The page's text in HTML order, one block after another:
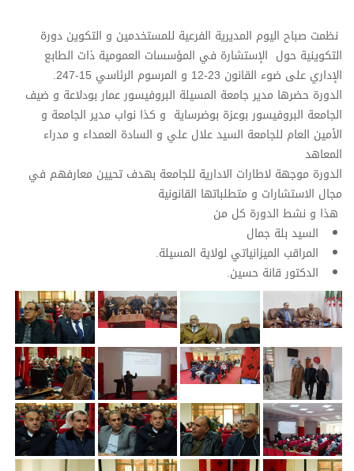
نظمت صباح اليوم المديرية الفرعية للمستخدمين و التكوين دورة
التكوينية حول الإستشارة في المؤسسات العمومية ذات الطابع
الإداري على ضوء القانون 23-12 و المرسوم الرئاسي 15-247.
الدورة حضرها مدير جامعة المسيلة البروفيسور عمار بودلاعة و ضيف
الجامعة البروفيسور بوعزة بوضرساية و كذا نواب مدير الجامعة و
الأمين العام للجامعة السيد علال علي و السادة العمداء و مدراء
المعاهد
الدورة موجهة لاطارات الادارية للجامعة بهدف تحيين معارفهم في
مجال الاستشارات و متطلباتها القانونية
هذا و نشط الدورة كل من
السيد بلة جمال
المراقب الميزانياتي لولاية المسيلة.
الدكتور قانة حسين.